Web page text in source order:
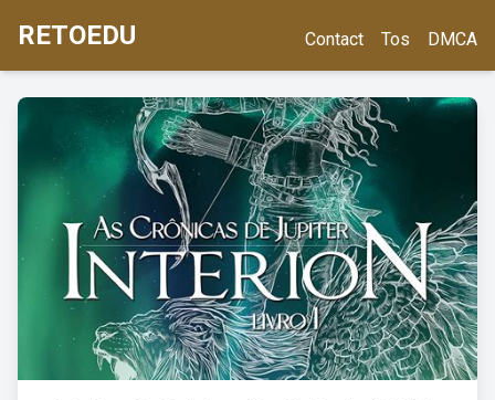
RETOEDU Contact Tos DMCA